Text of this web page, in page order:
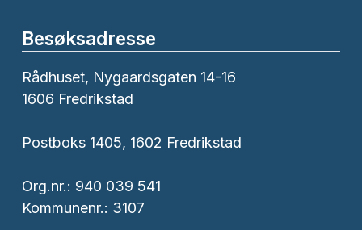
Besøksadresse
Rådhuset, Nygaardsgaten 14-16
1606 Fredrikstad
Postboks 1405, 1602 Fredrikstad
Org.nr.: 940 039 541
Kommunenr.: 3107